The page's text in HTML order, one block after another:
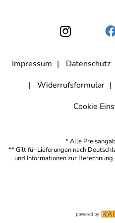
Mobil: 0170 - 40 33 416
den Link "Abmelden" am Ende
Datenschutzerklärung
habe ich
Impressum Datenschutz
Widerrufsformular
Cookie
* Alle
** Gilt für Lieferungen nach
und Informationen zur